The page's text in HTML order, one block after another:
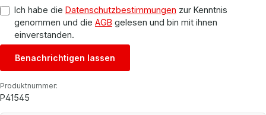
Ich habe die Datenschutzbestimmungen zur Kenntnis
genommen und die AGB gelesen und bin mit ihnen
einverstanden.
Benachrichtigen lassen
Produktnummer:
P41545